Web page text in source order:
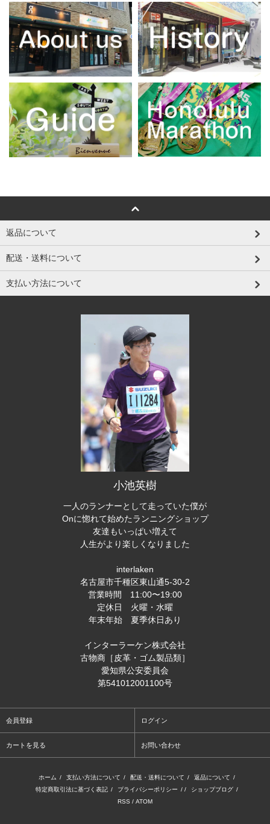
返品について
配送・送料について
支払い方法について
小池英樹
一人のランナーとして走っていた僕が
Onに惚れて始めたランニングショップ
友達もいっぱい増えて
人生がより楽しくなりました
interlaken
名古屋市千種区東山通5-30-2
営業時間 11:00〜19:00
定休日 火曜・水曜
年末年始 夏季休日あり
インターラーケン株式会社
古物商［皮革・ゴム製品類］
愛知県公安委員会
第541012001100号
会員登録 ログイン
カートを見る お問い合わせ
ホーム / 支払い方法について / 配送・送料について / 返品について /
特定商取引法に基づく表記 / プライバシーポリシー / / ショップブログ /
RSS / ATOM